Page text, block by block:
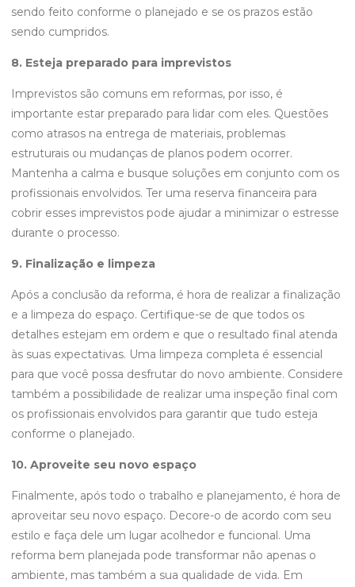
sendo feito conforme o planejado e se os prazos estão
sendo cumpridos.
8. Esteja preparado para imprevistos
Imprevistos são comuns em reformas, por isso, é
importante estar preparado para lidar com eles. Questões
como atrasos na entrega de materiais, problemas
estruturais ou mudanças de planos podem ocorrer.
Mantenha a calma e busque soluções em conjunto com os
profissionais envolvidos. Ter uma reserva financeira para
cobrir esses imprevistos pode ajudar a minimizar o estresse
durante o processo.
9. Finalização e limpeza
Após a conclusão da reforma, é hora de realizar a finalização
e a limpeza do espaço. Certifique-se de que todos os
detalhes estejam em ordem e que o resultado final atenda
às suas expectativas. Uma limpeza completa é essencial
para que você possa desfrutar do novo ambiente. Considere
também a possibilidade de realizar uma inspeção final com
os profissionais envolvidos para garantir que tudo esteja
conforme o planejado.
10. Aproveite seu novo espaço
Finalmente, após todo o trabalho e planejamento, é hora de
aproveitar seu novo espaço. Decore-o de acordo com seu
estilo e faça dele um lugar acolhedor e funcional. Uma
reforma bem planejada pode transformar não apenas o
ambiente, mas também a sua qualidade de vida. Em